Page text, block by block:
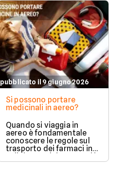
pubblicato il 9 giugno 2026
Si possono portare
medicinali in aereo?
Quando si viaggia in
aereo è fondamentale
conoscere le regole sul
trasporto dei farmaci in
valigia, perché non tutti i
medicinali possono